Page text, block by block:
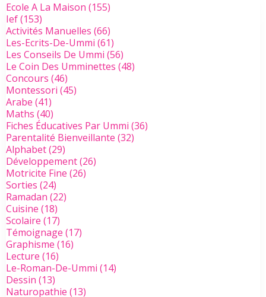
Ecole A La Maison (155)
Ief(153)
Activités Manuelles (66)
Les-Ecrits-De-Ummi (61)
Les Conseils De Ummi (56)
Le Coin Des Umminettes (48)
Concours (46)
Montessori (45)
Arabe (41)
Maths (40)
Fiches Éducatives Par Ummi (36)
Parentalité Bienveillante (32)
Alphabet(29)
Développement(26)
Motricite Fine (26)
Sorties (24)
Ramadan (22)
Cuisine (18)
Scolaire (17)
Témoignage (17)
Graphisme (16)
Lecture (16)
Le-Roman-De-Ummi (14)
Dessin (13)
Naturopathie (13)